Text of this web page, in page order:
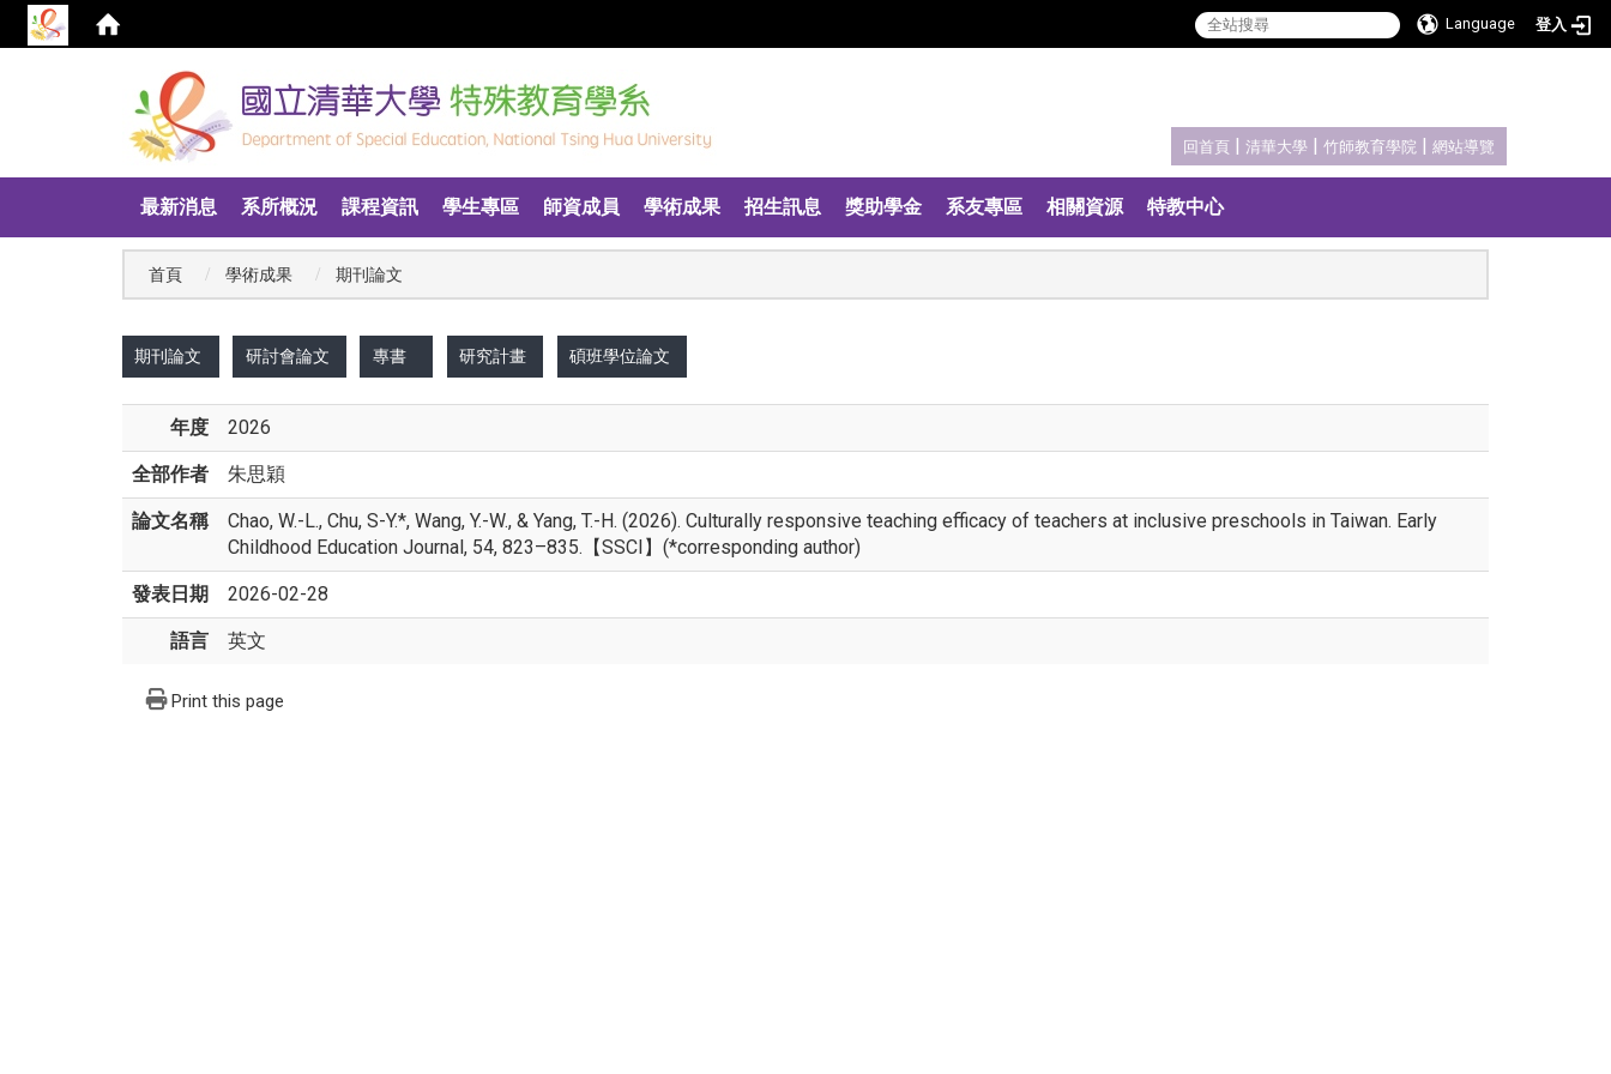
Language 登入
回首頁 | 清華大學 | 竹師教育學院 | 網站導覽
最新消息 系所概況 課程資訊 學生專區 師資成員 學術成果 招生訊息 獎助學金 系友專區 相關資源 特教中心
首頁 學術成果 期刊論文
期刊論文 研討會論文 專書 研究計畫 碩班學位論文
年度 2026
全部作者 朱思穎
論文名稱
Chao, W.-L., Chu, S-Y.*, Wang, Y.-W., & Yang, T.-H. (2026). Culturally responsive teaching efficacy of teachers at inclusive preschools in Taiwan. Early
Childhood Education Journal, 54, 823–835.【SSCI】(*corresponding author)
發表日期 2026-02-28
語言 英文
Print this page